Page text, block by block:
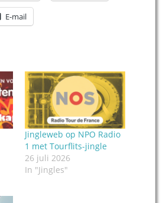
E-mail
Jingleweb op NPO Radio
1 met Tourflits-jingle
26 juli 2026
In "Jingles"